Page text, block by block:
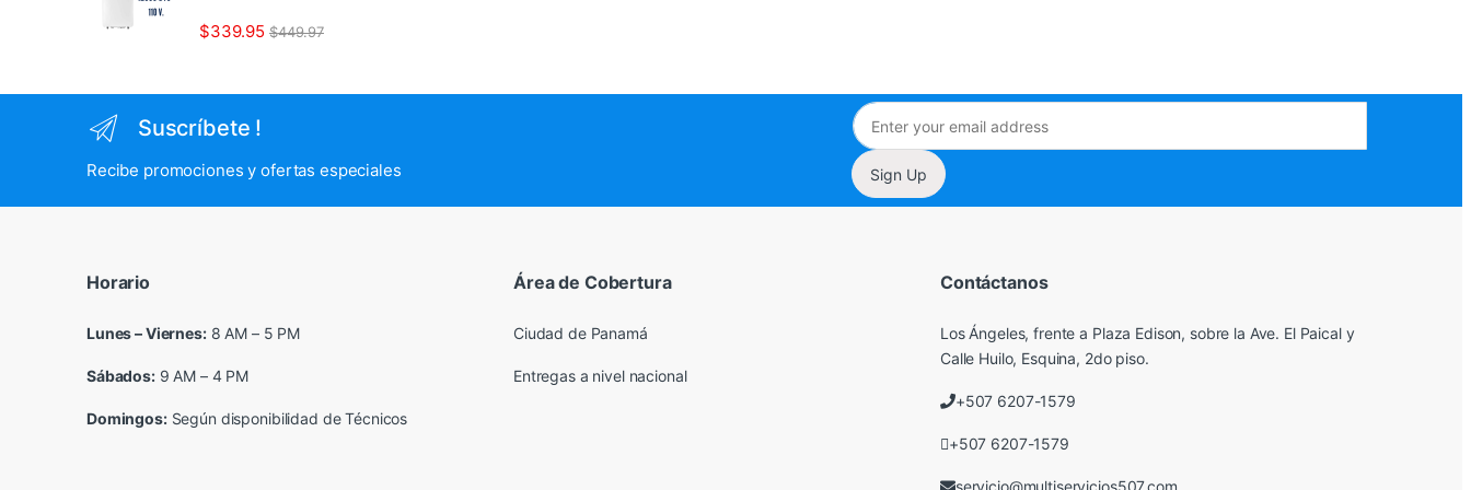
$339.95 $449.97
Suscríbete !
Recibe promociones y ofertas especiales Sign Up
Horario
Lunes – Viernes:8 AM – 5 PM
Sábados:9 AM – 4 PM
Domingos:Según disponibilidad de Técnicos
Área de Cobertura
Ciudad de Panamá
Entregas a nivel nacional
Contáctanos
Los Ángeles, frente a Plaza Edison, sobre la Ave. El Paical y
Calle Huilo, Esquina, 2do piso.
+507 6207-1579
+507 6207-1579
servicio@multiservicios507.com